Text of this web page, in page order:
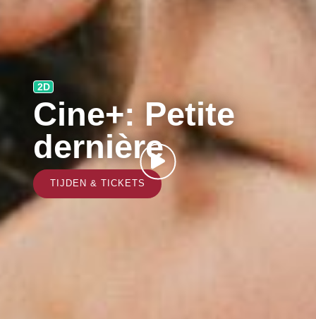
2D
Cine+: Petite
dernière
TIJDEN & TICKETS